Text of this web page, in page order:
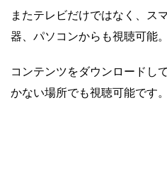
またテレビだけではなく、ス
器、パソコンからも視聴可能。
コンテンツをダウンロードし
かない場所でも視聴可能です。